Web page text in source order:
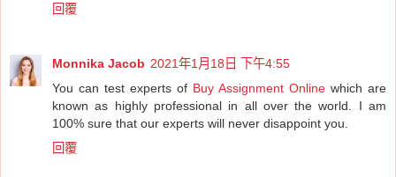
回覆
Monnika Jacob 2021年1月18日 下午4:55
You can test experts of Buy Assignment Online which are
known as highly professional in all over the world. I am
100% sure that our experts will never disappoint you.
回覆